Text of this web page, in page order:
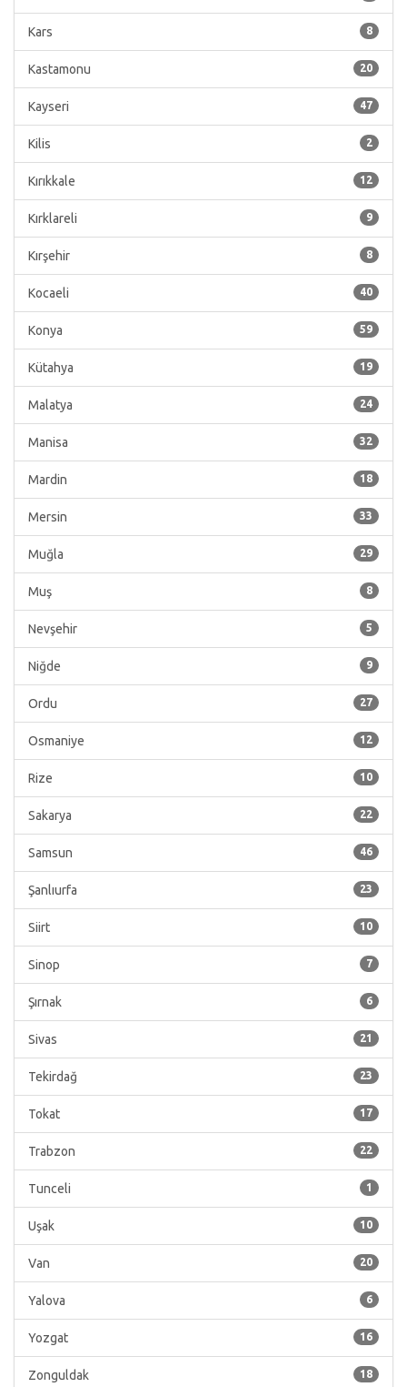
8
Kars
20
Kastamonu
47
Kayseri
2
Kilis
12
Kırıkkale
9
Kırklareli
8
Kırşehir
40
Kocaeli
59
Konya
19
Kütahya
24
Malatya
32
Manisa
18
Mardin
33
Mersin
29
Muğla
8
Muş
5
Nevşehir
9
Niğde
27
Ordu
12
Osmaniye
10
Rize
22
Sakarya
46
Samsun
23
Şanlıurfa
10
Siirt
7
Sinop
6
Şırnak
21
Sivas
23
Tekirdağ
17
Tokat
22
Trabzon
1
Tunceli
10
Uşak
20
Van
6
Yalova
16
Yozgat
18
Zonguldak